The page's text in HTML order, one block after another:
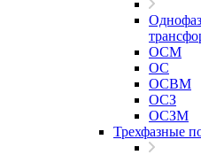
ОСМ
ОС
ОСВМ
ОСЗ
ОСЗМ
Трехфазные